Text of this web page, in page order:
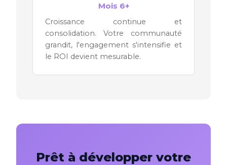
Mois 6+
Croissance continue et
consolidation. Votre communauté
grandit, l'engagement s'intensifie et
le ROI devient mesurable.
Prêt à développer votre